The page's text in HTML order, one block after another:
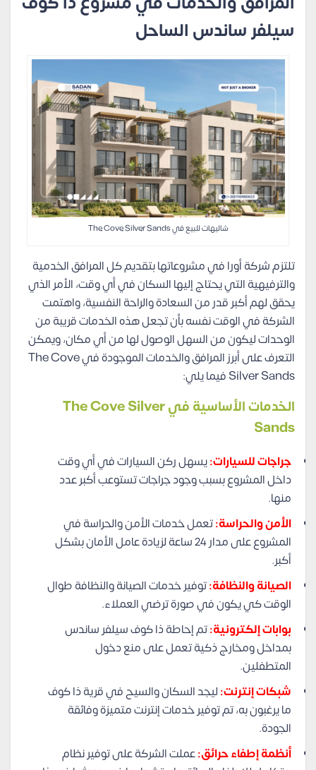
سيلفر ساندس الساحل
شاليهات للبيع في The Cove Silver Sands
تلتزم شركة أورا في مشروعاتها بتقديم كل المرافق الخدمية
والترفيهية التي يحتاج إليها السكان في أي وقت، الأمر الذي
يحقق لهم أكبر قدر من السعادة والراحة النفسية، واهتمت
الشركة في الوقت نفسه بأن تجعل هذه الخدمات قريبة من
الوحدات ليكون من السهل الوصول لها من أي مكان، ويمكن
التعرف على أبرز المرافق والخدمات الموجودة في The Cove
Silver Sands فيما يلي:
الخدمات الأساسية في The Cove Silver
Sands
جراجات للسيارات:يسهل ركن السيارات في أي وقت
داخل المشروع بسبب وجود جراجات تستوعب أكبر عدد
منها.
الأمن والحراسة:تعمل خدمات الأمن والحراسة في
المشروع على مدار 24 ساعة لزيادة عامل الأمان بشكل
أكبر.
الصيانة والنظافة:توفير خدمات الصيانة والنظافة طوال
الوقت كي يكون في صورة ترضي العملاء.
بوابات إلكترونية:تم إحاطة ذا كوف سيلفر ساندس
بمداخل ومخارج ذكية تعمل على منع دخول
المتطفلين.
شبكات إنترنت:ليجد السكان والسيح في قرية ذا كوف
ما يرغبون به، تم توفير خدمات إنترنت متميزة وفائقة
الجودة.
أنظمة إطفاء حرائق:عملت الشركة على توفير نظام